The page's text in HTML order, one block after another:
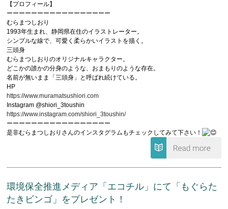
【プロフィール】
ーーーーーーーーーーーーーーーーー
むらまつしおり
1993年生まれ、静岡県在住のイラストレーター。
シンプルな線で、可愛く柔らかいイラストを描く。
三頭身
むらまつしおりのオリジナルキャラクター。
どこかの誰かの分身のような、おまもりのような存在。
名前が無いまま「三頭身」と呼ばれ続けている。
HP
https://www.muramatsushiori.com
Instagram @shiori_3toushin
https://www.instagram.com/shiori_3toushin/
ーーーーーーーーーーーーーーーーー
是非むらまつしおりさんのインスタグラムもチェックしてみて下さい！
環境保全推進メディア「エコチル」にて「もぐらた
たきビンゴ」をプレゼント！